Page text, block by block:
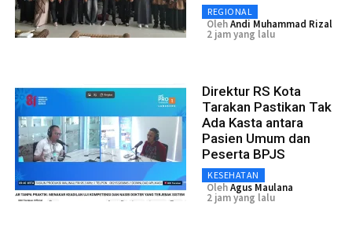
REGIONAL
OlehAndi Muhammad Rizal
2 jam yang lalu
Direktur RS Kota
Tarakan Pastikan Tak
Ada Kasta antara
Pasien Umum dan
Peserta BPJS
KESEHATAN
OlehAgus Maulana
2 jam yang lalu